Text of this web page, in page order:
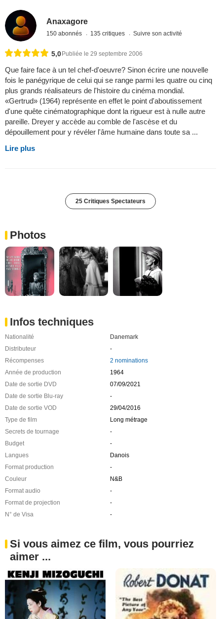
Anaxagore
150 abonnés 135 critiques Suivre son activité
5,0 Publiée le 29 septembre 2006
Que faire face à un tel chef-d'oeuvre? Sinon écrire une nouvelle
fois le panégyrique de celui qui se range parmi les quatre ou cinq
plus grands réalisateurs de l'histoire du cinéma mondial.
«Gertrud» (1964) représente en effet le point d'aboutissement
d'une quête cinématographique dont la rigueur est à nulle autre
pareille. Dreyer y accède au comble de l'ascèse et du
dépouillement pour y révéler l'âme humaine dans toute sa ...
Lire plus
25 Critiques Spectateurs
Photos
Infos techniques
Nationalité
Danemark
Distributeur
-
Récompenses
2 nominations
Année de production
1964
Date de sortie DVD
07/09/2021
Date de sortie Blu-ray
-
Date de sortie VOD
29/04/2016
Type de film
Long métrage
Secrets de tournage
-
Budget
-
Langues
Danois
Format production
-
Couleur
N&B
Format audio
-
Format de projection
-
N° de Visa
-
Si vous aimez ce film, vous pourriez
aimer ...